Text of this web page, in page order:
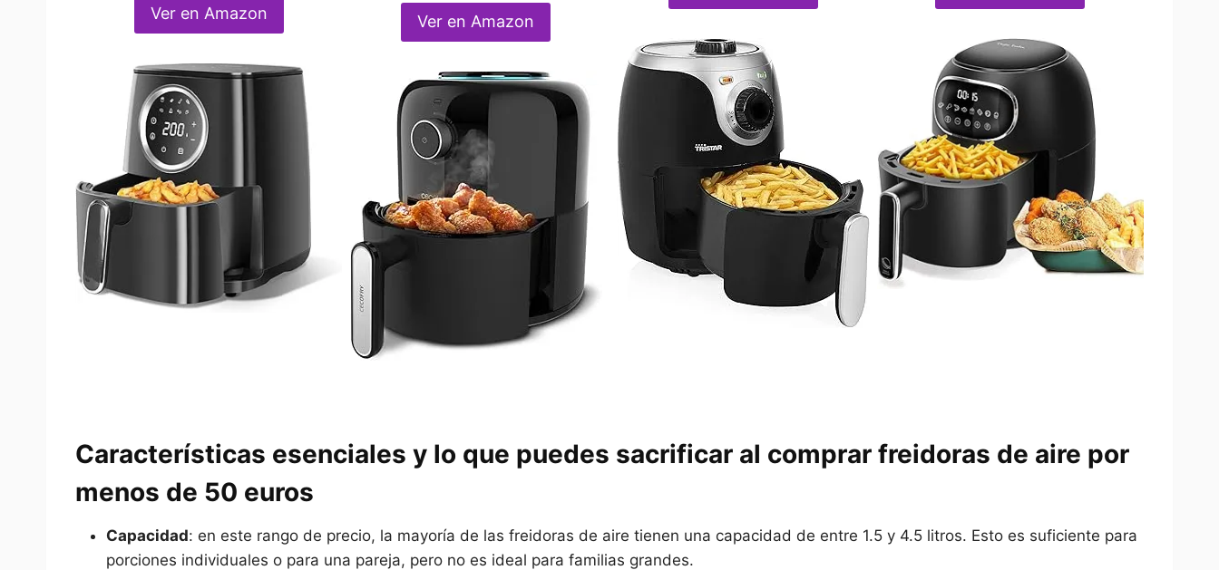
Ver en Amazon Ver en Amazon
Características esenciales y lo que puedes sacrificar al comprar freidoras de aire por
menos de 50 euros
Capacidad: en este rango de precio, la mayoría de las freidoras de aire tienen una capacidad de entre 1.5 y 4.5 litros. Esto es suficiente para
porciones individuales o para una pareja, pero no es ideal para familias grandes.